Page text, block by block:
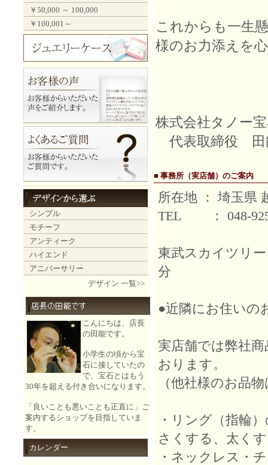
￥50,000 ～ 100,000
￥100,001～
シンプル
モチーフ
アンティーク
ハイエンド
アニバーサリー
デザイン 一覧>>
こんにちは、店長
の田能です。
小学生の頃から宝
石に接していたの
で、宝石とはもう
30年を超える付き合いになります。
「良いことも悪いことも正直に」ご
案内するショップを目指していま
す。
カレンダー
これからも一生
様のお力添えを
株式会社タノー
代表取締役 田
■ 事務所（実店舗）のご案内
所在地 ： 埼玉県
TEL ： 048-
東武スカイツリ
分
●近隣にお住いの
実店舗では弊社
おります。
（他社様のお品
・リング（指輪
さくする、太く
・ネックレス・